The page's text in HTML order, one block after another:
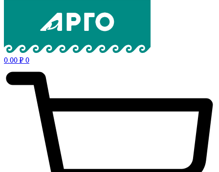
0.00 ₽ 0